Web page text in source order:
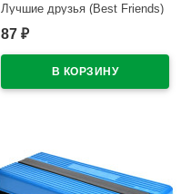
Лучшие друзья (Best Friends)
12 цветов 2М 2,65 мм
арт.5022632
87 ₽